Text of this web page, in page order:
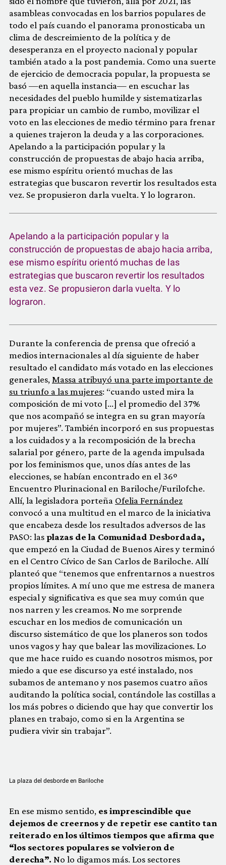
asambleas convocadas en los barrios populares de
todo el país cuando el panorama pronosticaba un
clima de descreimiento de la política y de
desesperanza en el proyecto nacional y popular
también atado a la post pandemia. Como una suerte
de ejercicio de democracia popular, la propuesta se
basó —en aquella instancia— en escuchar las
necesidades del pueblo humilde y sistematizarlas
para propiciar un cambio de rumbo, movilizar el
voto en las elecciones de medio término para frenar
a quienes trajeron la deuda y a las corporaciones.
Apelando a la participación popular y la
construcción de propuestas de abajo hacia arriba,
ese mismo espíritu orientó muchas de las
estrategias que buscaron revertir los resultados esta
vez. Se propusieron darla vuelta. Y lo lograron.
Apelando a la participación popular y la
construcción de propuestas de abajo hacia arriba,
ese mismo espíritu orientó muchas de las
estrategias que buscaron revertir los resultados
esta vez. Se propusieron darla vuelta. Y lo
lograron.
Durante la conferencia de prensa que ofreció a
medios internacionales al día siguiente de haber
resultado el candidato más votado en las elecciones
generales, Massa atribuyó una parte importante de
su triunfo a las mujeres: “cuando usted mira la
composición de mi voto […] el promedio del 37%
que nos acompañó se integra en su gran mayoría
por mujeres”. También incorporó en sus propuestas
a los cuidados y a la recomposición de la brecha
salarial por género, parte de la agenda impulsada
por los feminismos que, unos días antes de las
elecciones, se habían encontrado en el 36º
Encuentro Plurinacional en Bariloche/Furilofche.
Allí, la legisladora porteña Ofelia Fernández
convocó a una multitud en el marco de la iniciativa
que encabeza desde los resultados adversos de las
PASO: lasplazas de la Comunidad Desbordada,
que empezó en la Ciudad de Buenos Aires y terminó
en el Centro Cívico de San Carlos de Bariloche. Allí
planteó que “tenemos que enfrentarnos a nuestros
propios límites. A mí uno que me estresa de manera
especial y significativa es que sea muy común que
nos narren y les creamos. No me sorprende
escuchar en los medios de comunicación un
discurso sistemático de que los planeros son todos
unos vagos y hay que balear las movilizaciones. Lo
que me hace ruido es cuando nosotros mismos, por
miedo a que ese discurso ya esté instalado, nos
subamos de antemano y nos pasemos cuatro años
auditando la política social, contándole las costillas a
los más pobres o diciendo que hay que convertir los
planes en trabajo, como si en la Argentina se
pudiera vivir sin trabajar”.
La plaza del desborde en Bariloche
En ese mismo sentido, es imprescindible que
dejemos de creernos y de repetir ese cantito tan
reiterado en los últimos tiempos que afirma que
“los sectores populares se volvieron de
derecha”. No lo digamos más. Los sectores